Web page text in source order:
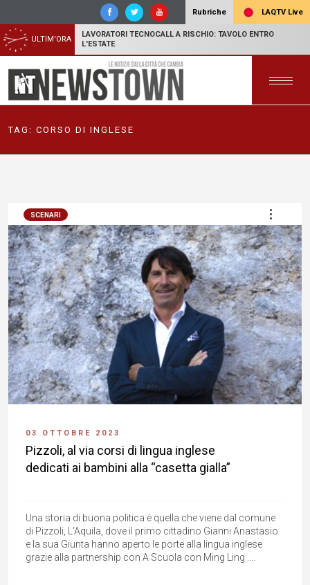
Rubriche LAQTV Live
ULTIM'ORA
LAVORATORI TECNOCALL A RISCHIO: TAVOLO ENTRO
L'ESTATE
TAG: CORSO DI INGLESE
SCENARI
03 OTTOBRE 2023
Pizzoli, al via corsi di lingua inglese
dedicati ai bambini alla “casetta gialla”
Una storia di buona politica è quella che viene dal comune
di Pizzoli, L'Aquila, dove il primo cittadino Gianni Anastasio
e la sua Giunta hanno aperto le porte alla lingua inglese
grazie alla partnership con A Scuola con Ming Ling ....